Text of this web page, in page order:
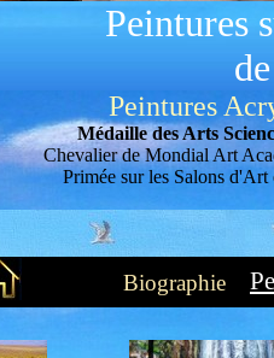
Peintures
Peintures
Médaille des Arts
Chevalier de Mondial Art
Primée sur les Salons
Biographie